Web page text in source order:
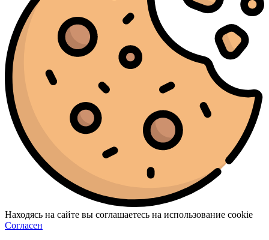
Находясь на сайте вы соглашаетесь на использование cookie
Согласен